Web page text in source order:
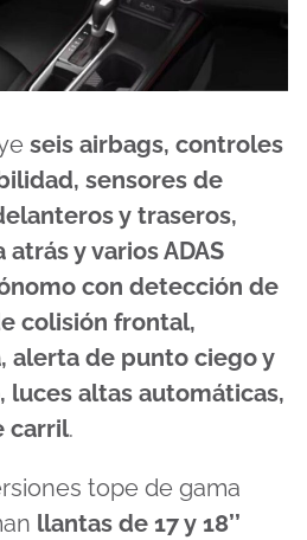
seis airbags, controles
sensores de
y traseros,
y varios ADAS
con detección de
colisión frontal,
alerta de punto ciego y
luces altas automáticas,
carril.
tope de gama
llantas de 17 y 18’’